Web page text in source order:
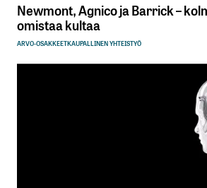
Newmont, Agnico ja Barrick –
omistaa kultaa
ARVO-OSAKKEETKAUPALLINEN YHTEISTYÖ